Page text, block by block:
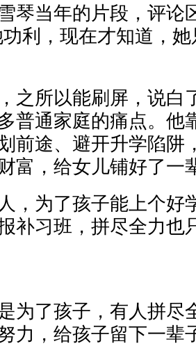
琴当年的片段，评论
利，现在才知道，她
之所以能刷屏，说白
普通家庭的痛点。他
前途、避开升学陷阱
富，给女儿铺好了一
，为了孩子能上个好
补习班，拼尽全力也
为了孩子，有人拼尽
力，给孩子留下一辈